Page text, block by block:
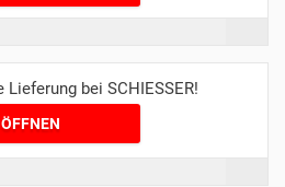
Lieferung bei SCHIESSER!
ÖFFNEN